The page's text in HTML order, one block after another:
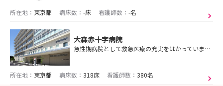
所在地： 東京都 病床数： -床 看護師数： -名
大森赤十字病院
急性期病院として救急医療の充実をはかっています。
所在地： 東京都 病床数： 318床 看護師数： 380名